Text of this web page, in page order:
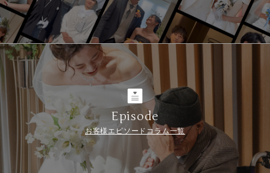
Episode
お客様エピソードコラム一覧